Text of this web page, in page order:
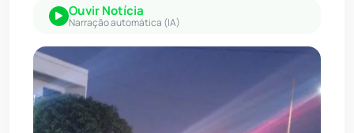
Ouvir Notícia
Narração automática (IA)